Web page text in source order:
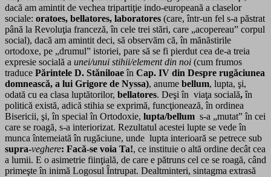
dacă am amintit de vechea tripartiţie indo-europeană a claselor
sociale: oratoes, bellatores, laboratores (care, într-un fel s-a păstrat
până la Revoluţia franceză, în cele trei stări, care „acopereau” corpul
social), dacă am amintit deci, să observăm că, în mănăstirile
ortodoxe, pe „drumul” istoriei, pare să se fi pierdut cea de-a treia
expresie socială a unei/unui stihii/element din noi (cum frumos
traduce Părintele D. Stăniloaeîn Cap. IV din Despre rugăciunea
domnească, a lui Grigore de Nyssa), anume bellum, lupta, şi,
odată cu ea clasa luptătorilor, bellatores. Deşi în viaţa socială,în
politică există, adică stihia se exprimă, funcţionează, în ordinea
Bisericii, şi, în special în Ortodoxie, lupta/bellum s-a „mutat” în cei
care se roagă, s-a interiorizat. Rezultatul acestei lupte se vede în
munca întemeiată în rugăciune, unde lupta interioară se petrece sub
supra-veghere: Facă-se voia Ta!, ce instituie o altă ordine decât cea
a lumii. E o asimetrie fiinţială, de care e pătruns cel ce se roagă, când
primeşte în inimă Logosul Întrupat. Dealtminteri, sintagma extrasă